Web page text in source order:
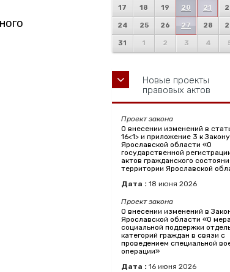
17 18 19 20 21
24 25 26 27 28
31 1 2 3 4
Новые проекты
правовых актов
Проект закона
О внесении изменений в
16<1> и приложение 3 к Закону
Ярославской области «О
государственной
актов гражданского
территории Ярославской
Дата : 18 июня 2026
Проект закона
О внесении изменений в
Ярославской области «О
социальной поддержки
категорий граждан в связи с
проведением специальной
операции»
Дата : 16 июня 2026